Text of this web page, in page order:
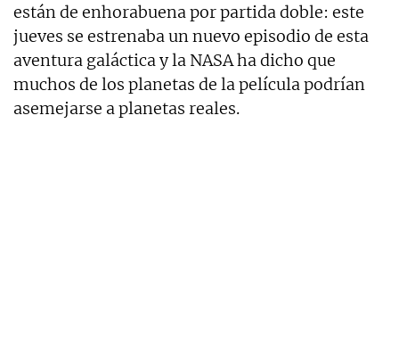
están de enhorabuena por partida doble: este
jueves se estrenaba un nuevo episodio de esta
aventura galáctica y la NASA ha dicho que
muchos de los planetas de la película podrían
asemejarse a planetas reales.